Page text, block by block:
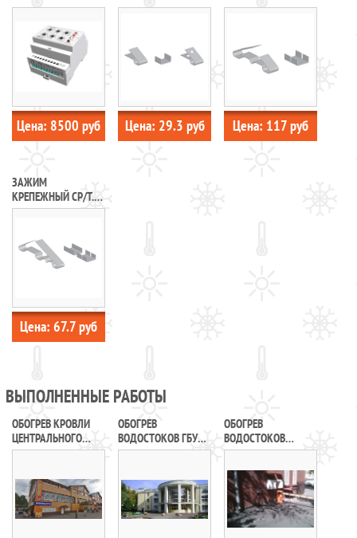
Цена: 8500 руб
25Ц
Цена: 29.3 руб
СР/2T.4-50Ц
Цена: 117руб
ЗАЖИМ
КРЕПЕЖНЫЙ СР/Т.3-
50Ц
Цена: 67.7руб
ВЫПОЛНЕННЫЕ РАБОТЫ
ОБОГРЕВ КРОВЛИ
ЦЕНТРАЛЬНОГО
ТОРГОВОГО ЦЕНТРА
ОБОГРЕВ
ВОДОСТОКОВ ГБУК
«ДОМ КУЛЬТУРЫ
ОБОГРЕВ
ВОДОСТОКОВ
ПЛОСКОЙ
И СКАТНОЙ КРОВЛИ
БИОТЕХНОЛОГИЧЕС
КОЙ КОМПАНИИ
«ФИРН М»